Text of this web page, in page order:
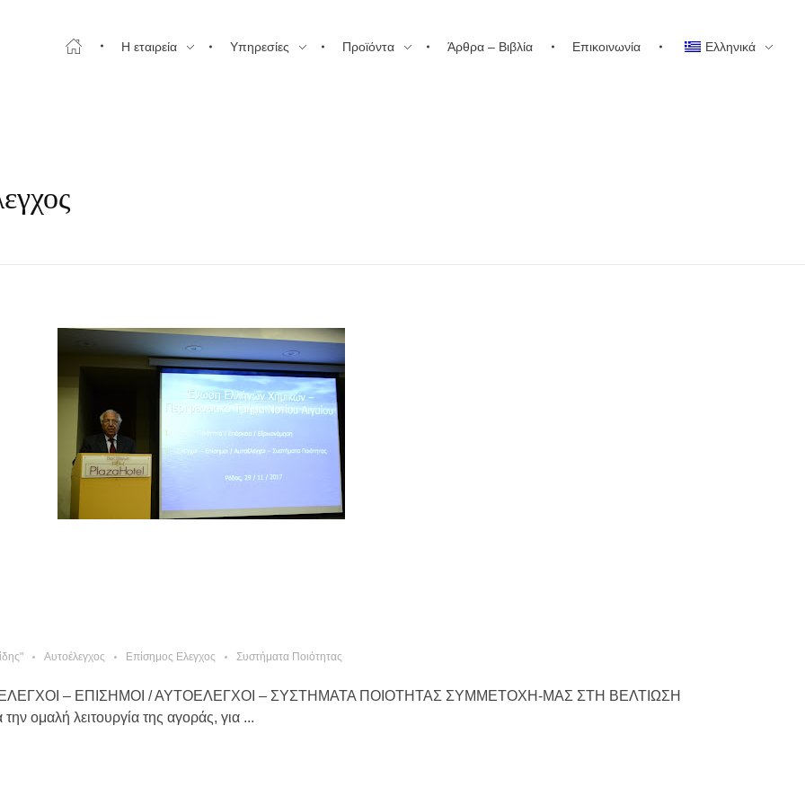
Η εταιρεία Υπηρεσίες Προϊόντα Άρθρα – Βιβλία Επικοινωνία Ελληνικά
Αυτοέλεγχος Επίσημος Ελεγχος Συστήματα Ποιότητας
ΕΛΕΓΧΟΙ – ΕΠΙΣΗΜΟΙ / ΑΥΤΟΕΛΕΓΧΟΙ – ΣΥΣΤΗΜΑΤΑ ΠΟΙΟΤΗΤΑΣ ΣΥΜΜΕΤΟΧΗ-ΜΑΣ ΣΤΗ ΒΕΛΤΙΩΣΗ
λειτουργία της αγοράς, για ...